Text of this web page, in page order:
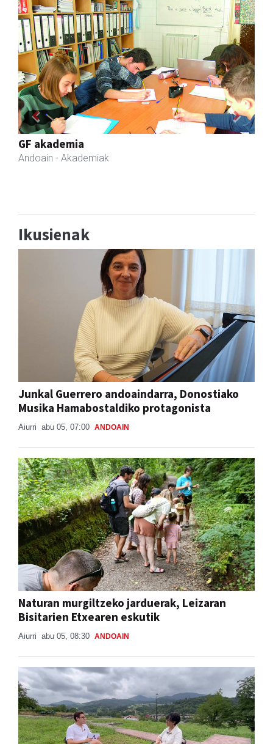
Amasa-Villabona
Previous Next
Ikusienak
Junkal Guerrero andoaindarra, Donostiako
Musika Hamabostaldiko protagonista
Aiurri abu 05, 07:00 ANDOAIN
Naturan murgiltzeko jarduerak, Leizaran
Bisitarien Etxearen eskutik
Aiurri abu 05, 08:30 ANDOAIN